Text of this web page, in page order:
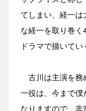
てしまい、経一
な経一を取り巻
ドラマで描いてい
古川は主演を務
一役は、今まで
なりますので、非